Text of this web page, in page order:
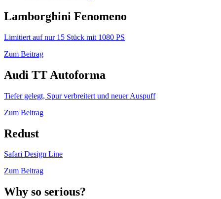
Lamborghini Fenomeno
Limitiert auf nur 15 Stück mit 1080 PS
Zum Beitrag
Audi TT Autoforma
Tiefer gelegt, Spur verbreitert und neuer Auspuff
Zum Beitrag
Redust
Safari Design Line
Zum Beitrag
Why so serious?